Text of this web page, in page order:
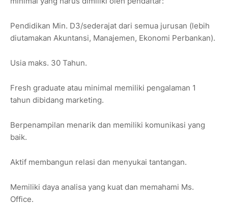
Pendidikan Min. D3/sederajat dari semua jurusan (lebih
diutamakan Akuntansi, Manajemen, Ekonomi Perbankan).
Usia maks. 30 Tahun.
Fresh graduate atau minimal memiliki pengalaman 1
tahun dibidang marketing.
Berpenampilan menarik dan memiliki komunikasi yang
baik.
Aktif membangun relasi dan menyukai tantangan.
Memiliki daya analisa yang kuat dan memahami Ms.
Office.